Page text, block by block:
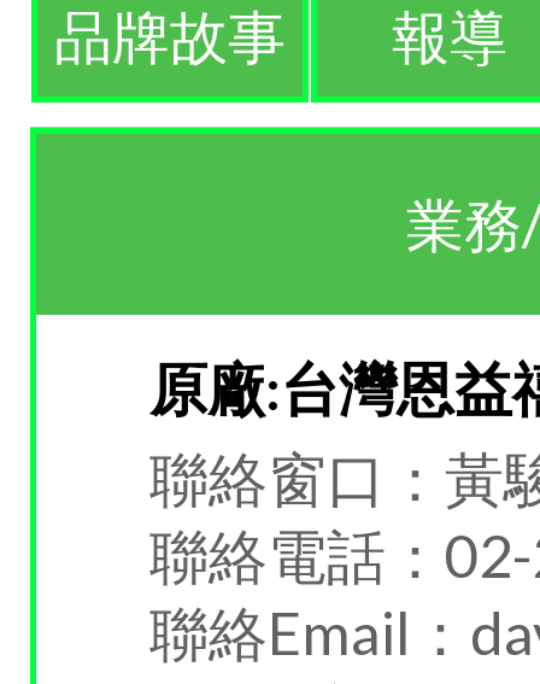
品牌故事 報導
業務
原廠:台灣恩益
聯絡窗口：黃
聯絡電話：
聯絡Email：